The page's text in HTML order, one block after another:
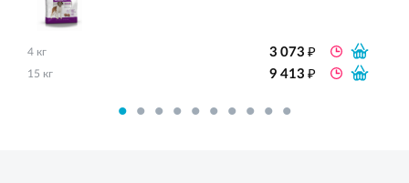
4 кг 3 073₽
15 кг 9 413₽